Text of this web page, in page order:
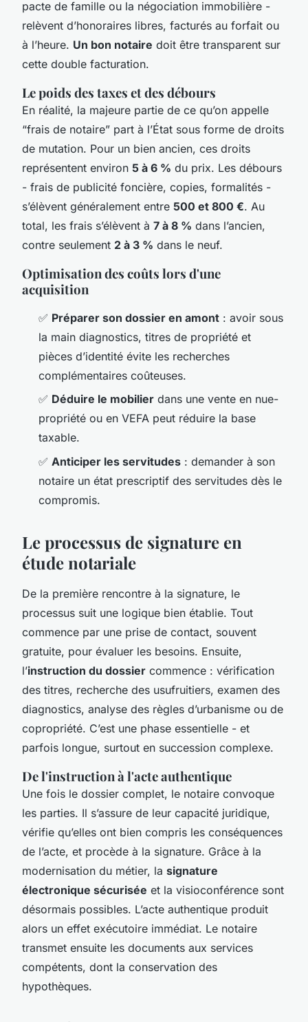
pacte de famille ou la négociation immobilière -
relèvent d’honoraires libres, facturés au forfait ou
à l’heure. Un bon notaire doit être transparent sur
cette double facturation.
Le poids des taxes et des débours
En réalité, la majeure partie de ce qu’on appelle
“frais de notaire” part à l’État sous forme de droits
de mutation. Pour un bien ancien, ces droits
représentent environ 5 à 6 % du prix. Les débours
- frais de publicité foncière, copies, formalités -
s’élèvent généralement entre 500 et 800 €. Au
total, les frais s’élèvent à 7 à 8 % dans l’ancien,
contre seulement 2 à 3 % dans le neuf.
Optimisation des coûts lors d'une
acquisition
✅ Préparer son dossier en amont : avoir sous
la main diagnostics, titres de propriété et
pièces d’identité évite les recherches
complémentaires coûteuses.
✅ Déduire le mobilier dans une vente en nue-
propriété ou en VEFA peut réduire la base
taxable.
✅ Anticiper les servitudes : demander à son
notaire un état prescriptif des servitudes dès le
compromis.
Le processus de signature en
étude notariale
De la première rencontre à la signature, le
processus suit une logique bien établie. Tout
commence par une prise de contact, souvent
gratuite, pour évaluer les besoins. Ensuite,
l’instruction du dossier commence : vérification
des titres, recherche des usufruitiers, examen des
diagnostics, analyse des règles d’urbanisme ou de
copropriété. C’est une phase essentielle - et
parfois longue, surtout en succession complexe.
De l'instruction à l'acte authentique
Une fois le dossier complet, le notaire convoque
les parties. Il s’assure de leur capacité juridique,
vérifie qu’elles ont bien compris les conséquences
de l’acte, et procède à la signature. Grâce à la
modernisation du métier, la signature
électronique sécurisée et la visioconférence sont
désormais possibles. L’acte authentique produit
alors un effet exécutoire immédiat. Le notaire
transmet ensuite les documents aux services
compétents, dont la conservation des
hypothèques.